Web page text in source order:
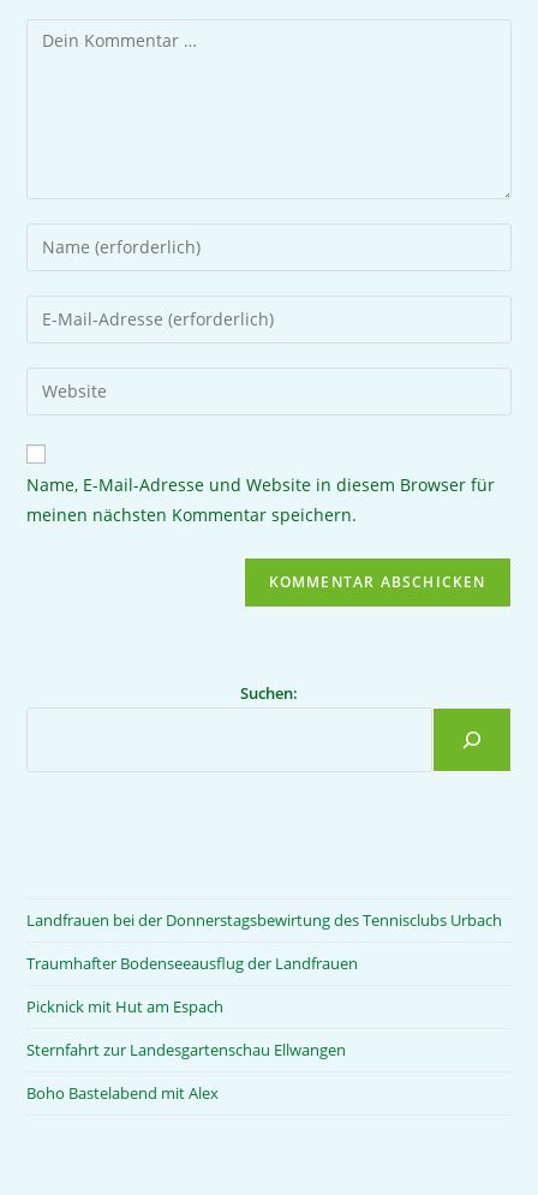
Name, E-Mail-Adresse und Website in diesem Browser für
meinen nächsten Kommentar speichern.
Suchen:
Landfrauen bei der Donnerstagsbewirtung des Tennisclubs Urbach
Traumhafter Bodenseeausflug der Landfrauen
Picknick mit Hut am Espach
Sternfahrt zur Landesgartenschau Ellwangen
Boho Bastelabend mit Alex